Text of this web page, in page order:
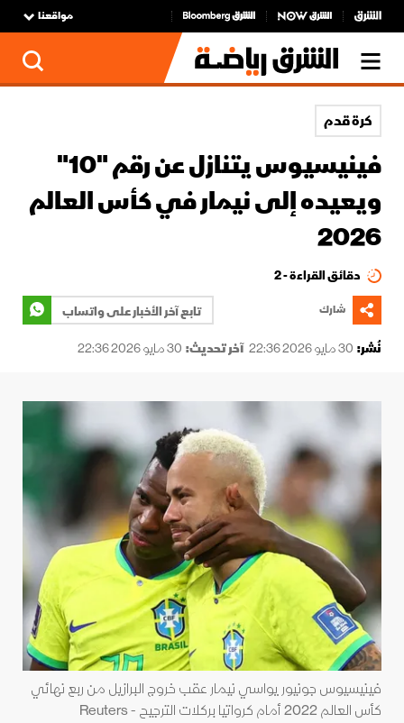
مواقعنا
كرة قدم
فينيسيوس يتنازل عن رقم "10"
ويعيده إلى نيمار في كأس العالم
2026
دقائق القراءة - 2
شارك
تابع آخر الأخبار على واتساب
نُشر: 30 مايو 2026 22:36 آخر تحديث: 30 مايو 2026 22:36
فينيسيوس جونيور يواسي نيمار عقب خروج البرازيل من ربع نهائي
كأس العالم 2022 أمام كرواتيا بركلات الترجيح - Reuters